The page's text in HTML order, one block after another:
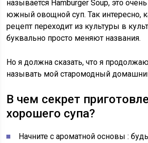
называется Hamburger Soup, это
южный овощной суп. Так интересно,
рецепт переходит из культуры в
буквально просто меняют названия.
Но я должна сказать, что я
называть мой старомодный
В чем секрет
хорошего супа?
Начните с ароматной основы :